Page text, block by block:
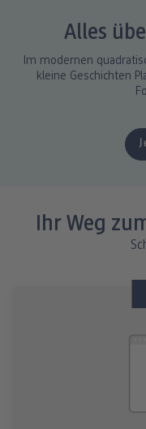
Alles
Im modernen
kleine Geschichten
Ihr Weg